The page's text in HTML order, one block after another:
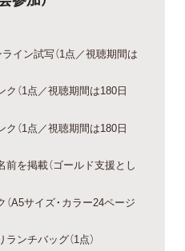
イン試写（1点／視聴期間は
ク（1点／視聴期間は180日
ク（1点／視聴期間は180日
を掲載（ゴールド支援とし
A5サイズ・カラー24ページ
ランチバッグ（1点）